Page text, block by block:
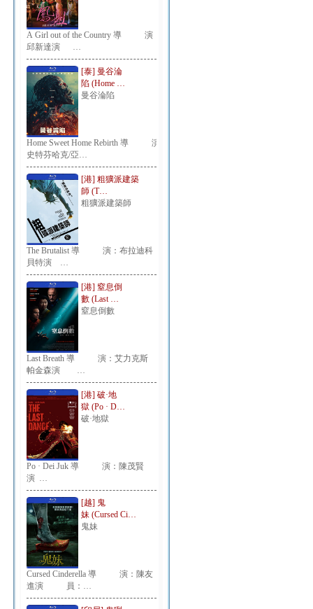
A Girl out of the Country 導 演：
邱新達演 …
[泰] 曼谷淪
陷 (Home …
曼谷淪陷
Home Sweet Home Rebirth 導 演：
史特芬哈克/亞…
[港] 粗獷派建築
師 (T…
粗獷派建築師
The Brutalist 導 演：布拉迪科
貝特演 …
[港] 窒息倒
數 (Last …
窒息倒數
Last Breath 導 演：艾力克斯
帕金森演 …
[港] 破·地
獄 (Po · D…
破·地獄
Po · Dei Juk 導 演：陳茂賢
演 …
[越] 鬼
妹 (Cursed Ci…
鬼妹
Cursed Cinderella 導 演：陳友
進演 員：…